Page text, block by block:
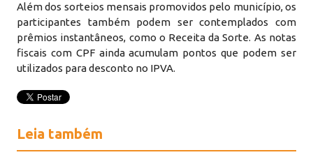
Além dos sorteios mensais promovidos pelo município, os
participantes também podem ser contemplados com
prêmios instantâneos, como o Receita da Sorte. As notas
fiscais com CPF ainda acumulam pontos que podem ser
utilizados para desconto no IPVA.
Leia também